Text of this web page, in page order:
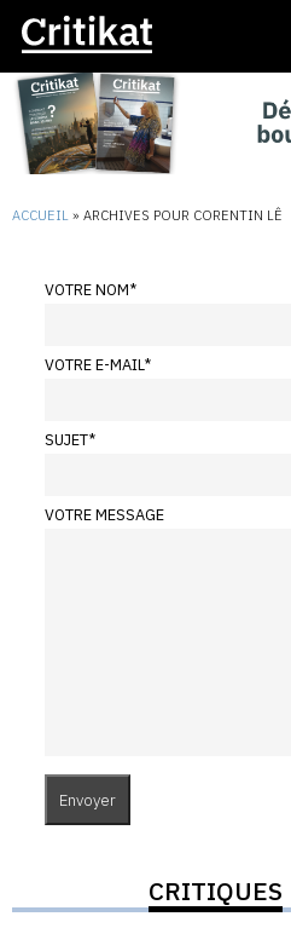
ACCUEIL » ARCHIVES POUR CORENTIN LÊ
VOTRE NOM*
VOTRE E-MAIL*
SUJET*
VOTRE MESSAGE
CRITIQUES